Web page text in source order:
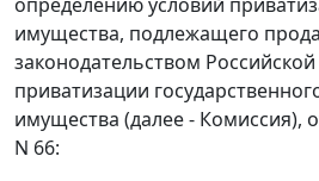
имущества, подлежащего
законодательством
приватизации
имущества (далее - Комиссия),
N 66: